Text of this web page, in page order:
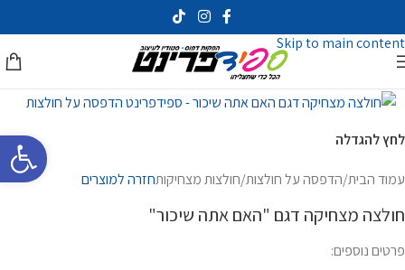
פתח
Skip to main content
לחץ להגדלה
עמוד הבית/הדפסה על חולצות/חולצות מצחיקותחזרה למוצרים
חולצה מצחיקה דגם "האם אתה שיכור"
פרטים נוספים: